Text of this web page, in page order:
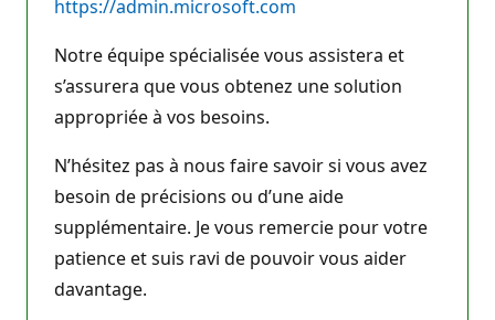
https://admin.microsoft.com
Notre équipe spécialisée vous assistera et
s’assurera que vous obtenez une solution
appropriée à vos besoins.
N’hésitez pas à nous faire savoir si vous avez
besoin de précisions ou d’une aide
supplémentaire. Je vous remercie pour votre
patience et suis ravi de pouvoir vous aider
davantage.